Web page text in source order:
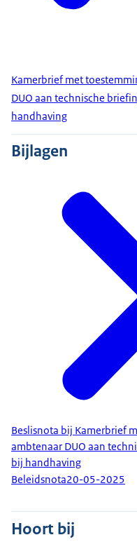
Kamerbrief met
DUO aan technische
handhaving
Bijlagen
Beslisnota bij Kamerbrief
ambtenaar DUO aan
bij handhaving
Beleidsnota20-05-2025
Hoort bij